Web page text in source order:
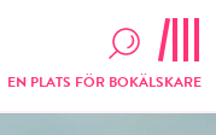
EN PLATS FÖR BOKÄLSKARE